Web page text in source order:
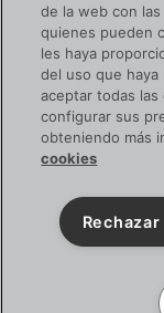
Si ya
de la web con
quienes pueden
les haya
del uso que
aceptar todas las
configurar sus
obteniendo más
cookies